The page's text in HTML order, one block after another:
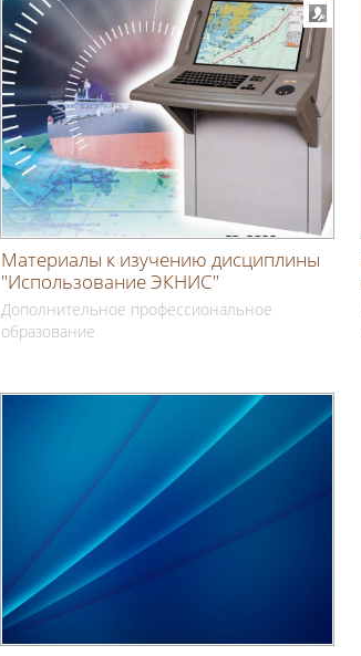
Материалы к изучению дисциплины
"Использование ЭКНИС"
Дополнительное профессиональное
образование